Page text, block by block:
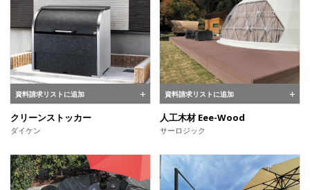
資料請求リストに追加
クリーンストッカー
ダイケン
資料請求リストに追加
人工木材 Eee-Wood
サーロジック